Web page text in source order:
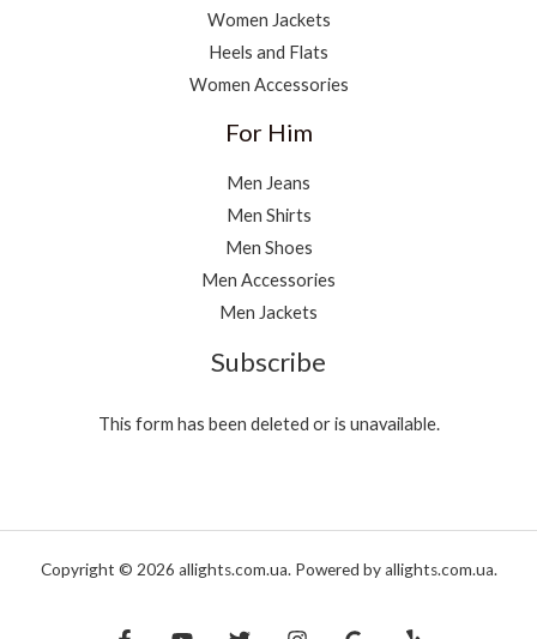
Women Jackets
Heels and Flats
Women Accessories
For Him
Men Jeans
Men Shirts
Men Shoes
Men Accessories
Men Jackets
Subscribe
This form has been deleted or is unavailable.
Copyright © 2026 allights.com.ua. Powered by allights.com.ua.